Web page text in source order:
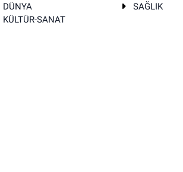
DÜNYA
SAĞLIK
KÜLTÜR-SANAT